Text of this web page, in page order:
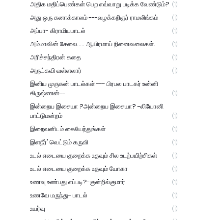
அதிக மதிப்பெண்கள் பெற எவ்வாறு படிக்க வேண்டும்? (1)
அது ஒரு கனாக்காலம் ---வழக்கறிஞர் ராமலிங்கம் (1)
அப்பா- கிராமியபாடல் (1)
அம்மாவின் சேலை..... ஆயிரமாய் நினைவலைகள். (1)
அரிச்சந்திரன் கதை (1)
அருட்கவி வள்ளலார் (1)
இனிய முருகன் பாடல்கள் --- பிரபல பாடகர் உன்னி
கிருஷ்ணன்--
(1)
இன்றைய இசையா ?அன்றைய இசையா? -லியோனி
பாட்டுமன்றம்
(1)
இறைவனிடம் கையேந்துங்கள் (1)
இளநீர்' வெட்டும் கருவி (1)
உடல் எடையை குறைக்க உதவும் சில உடற்பயிற்சிகள் (1)
உடல் எடையை குறைக்க உதவும் யோகா (1)
உணவு உண்பது எப்படி?-குன்றில்குமார் (1)
உணவே மருந்து- பாடல் (1)
உயர்வு (1)